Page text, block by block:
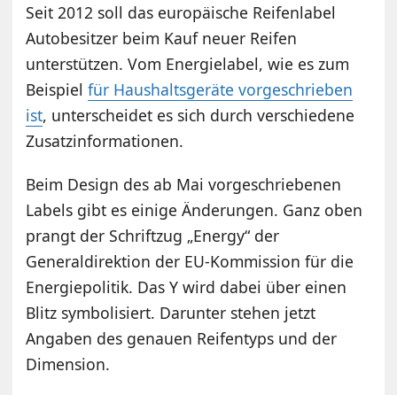
Seit 2012 soll das europäische Reifenlabel
Autobesitzer beim Kauf neuer Reifen
unterstützen. Vom Energielabel, wie es zum
Beispielfür Haushaltsgeräte vorgeschrieben
ist, unterscheidet es sich durch verschiedene
Zusatzinformationen.
Beim Design des ab Mai vorgeschriebenen
Labels gibt es einige Änderungen. Ganz oben
prangt der Schriftzug „Energy“ der
Generaldirektion der EU-Kommission für die
Energiepolitik. Das Y wird dabei über einen
Blitz symbolisiert. Darunter stehen jetzt
Angaben des genauen Reifentyps und der
Dimension.